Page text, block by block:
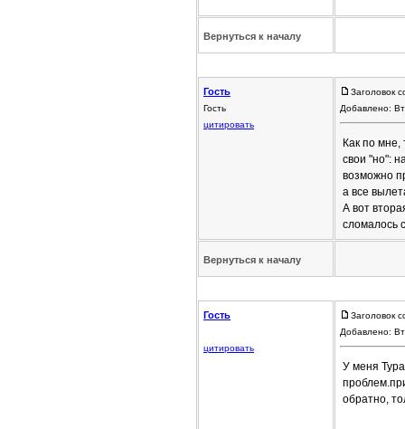
Вернуться к началу
Гость
Гость
цитировать
Заголовок
Добавлено:
Как по мне,
свои "но":
возможно
а все
А вот
сломалось
Вернуться к началу
Гость
цитировать
Заголовок
Добавлено:
У меня
обратно,